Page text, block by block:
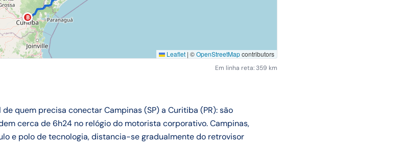
B
Leaflet | ©OpenStreetMapcontributors
Em linha reta: 359 km
quem precisa conectar Campinas (SP) a Curitiba (PR): são
cerca de 6h24 no relógio do motorista corporativo. Campinas,
e polo de tecnologia, distancia-se gradualmente do retrovisor